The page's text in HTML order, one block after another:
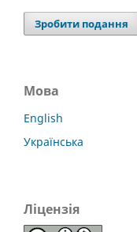
Зробити подання
Мова
English
Українська
Ліцензія